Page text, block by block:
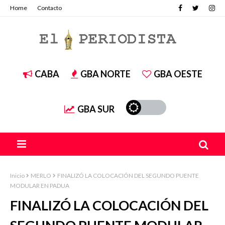
Home Contacto
CABA GBA NORTE GBA OESTE
GBA SUR
Inicio MERLO
FINALIZÓ LA COLOCACIÓN DEL SEGUNDO PUENTE
MODULAR EN PADUA
FINALIZÓ LA COLOCACIÓN DEL